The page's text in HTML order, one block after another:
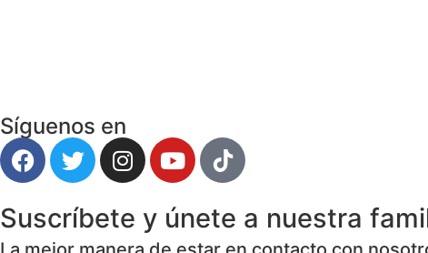
Síguenos en
Suscríbete y únete a nuestra